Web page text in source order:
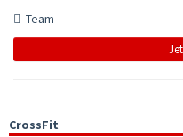
Team
CrossFit